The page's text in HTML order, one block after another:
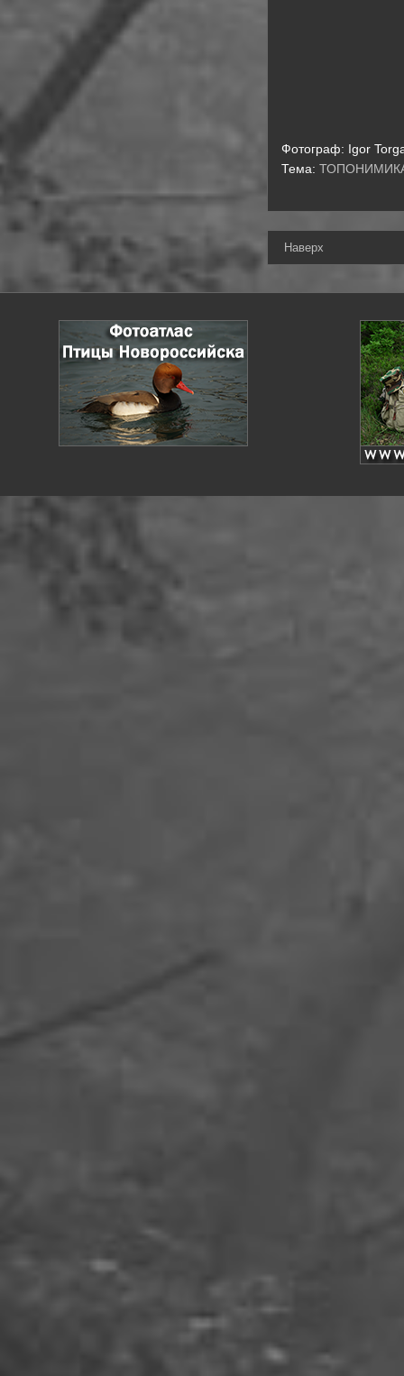
Фотограф: Igor
Тема:
Наверх